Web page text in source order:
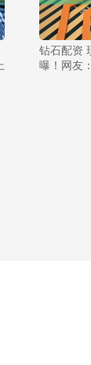
钻石配资
曝！网友